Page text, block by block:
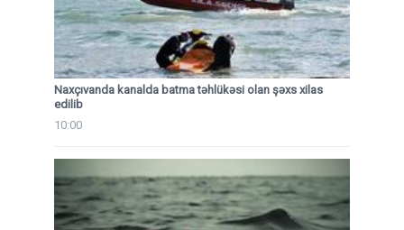
Naxçıvanda kanalda batma təhlükəsi olan şəxs xilas
edilib
10:00